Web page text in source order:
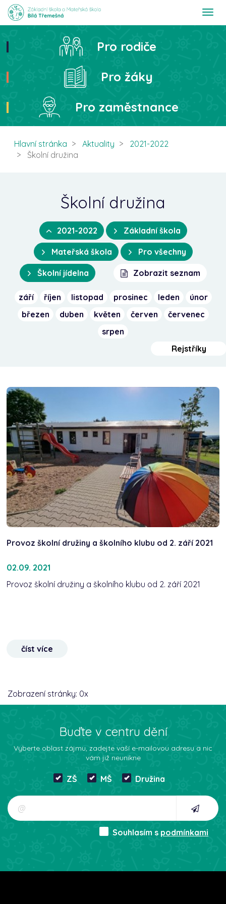
T
t
Hledat
Pro rodiče
Pro žáky
Pro zaměstnance
Hlavní stránka Aktuality
2021-2022
Školní družina
Školní družina
2021-2022 Základní škola
Mateřská škola Pro všechny
Školní jídelna Zobrazit seznam
září říjen listopad prosinec leden
únor
březen
duben květen červen
červenec
srpen
Rejstříky
Provoz školní družiny a školního klubu od 2. září 2021
02.09. 2021
Provoz školní družiny a školního klubu od 2. září 2021
číst více
Zobrazení stránky: 0x
Buďte v centru dění
Vyberte oblast zájmu, zadejte vaší e-mailovou adresu a nic
vám již neunikne
ZŠ MŠ Družina
Souhlasím s podmínkami